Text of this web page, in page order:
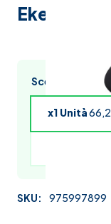
Ekeep b1
Scegli
x1 Unità
SKU: 975997899